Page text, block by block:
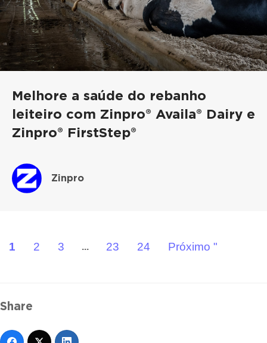
Melhore a saúde do rebanho
leiteiro com Zinpro® Availa® Dairy e
Zinpro® FirstStep®
Zinpro
1 2 3 ... 23 24 Próximo "
Share